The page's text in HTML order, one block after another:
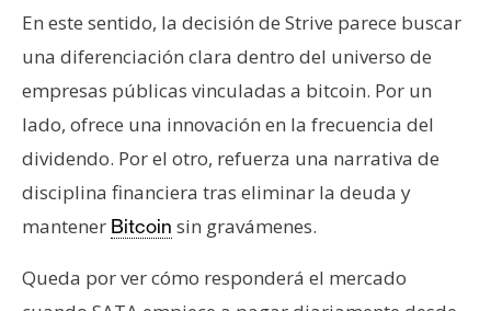
En este sentido, la decisión de Strive parece buscar
una diferenciación clara dentro del universo de
empresas públicas vinculadas a bitcoin. Por un
lado, ofrece una innovación en la frecuencia del
dividendo. Por el otro, refuerza una narrativa de
disciplina financiera tras eliminar la deuda y
mantener Bitcoin sin gravámenes.
Queda por ver cómo responderá el mercado